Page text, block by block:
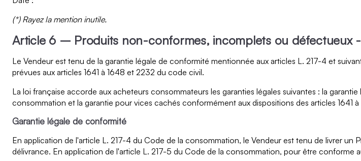
(*) Rayez la mention inutile.
Article 6 – Produits non-conformes, incomplets ou défectueux
Le Vendeur est tenu de la garantie légale de conformité mentionnée aux articles L. 217-4 et
prévues aux articles 1641 à 1648 et 2232 du code civil.
La loi française accorde aux acheteurs consommateurs les garanties légales suivantes : la
consommation et la garantie pour vices cachés conformément aux dispositions des articles 1641
Garantie légale de conformité
En application de l'article L. 217-4 du Code de la consommation, le Vendeur est tenu de livrer
délivrance. En application de l'article L. 217-5 du Code de la consommation, pour être conforme